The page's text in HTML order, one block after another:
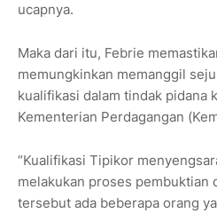
ucapnya.
Maka dari itu, Febrie
memungkinkan memanggil
kualifikasi dalam tindak pidana
Kementerian Perdagangan
“Kualifikasi Tipikor
melakukan proses pembuktian
tersebut ada beberapa orang